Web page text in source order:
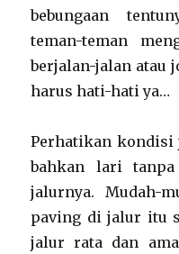
bebungaan
teman-teman
berjalan-jalan atau
harus hati-hati ya…
Perhatikan kondisi
bahkan lari
jalurnya. Mudah-
paving di jalur itu
jalur rata dan